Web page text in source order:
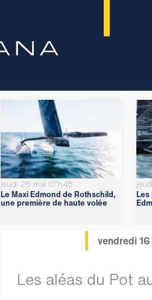
jeudi 28 mai 07h48
Le Maxi Edmond de Rothschild,
une première de haute volée
Les
vendredi
Les aléas du Pot